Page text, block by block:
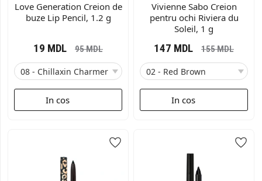
Love Generation Creion de
buze Lip Pencil, 1.2 g
19 MDL 95MDL
In cos
Vivienne Sabo Creion
pentru ochi Riviera du
Soleil, 1 g
147 MDL 155MDL
In cos